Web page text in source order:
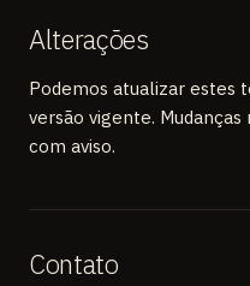
Alterações
Podemos atualizar estes
versão vigente.
com aviso.
Contato